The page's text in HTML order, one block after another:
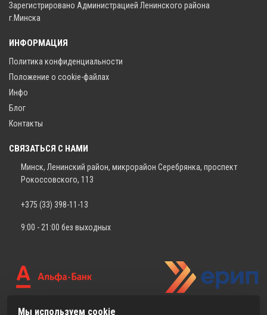
Зарегистрировано Администрацией Ленинского района
г.Минска
ИНФОРМАЦИЯ
Политика конфиденциальности
Положение о cookie-файлах
Инфо
Блог
Контакты
СВЯЗАТЬСЯ С НАМИ
Минск, Ленинский район, микрорайон Серебрянка, проспект
Рокоссовского, 113
+375 (33) 398-11-13
9:00 - 21:00 без выходных
Мы используем cookie